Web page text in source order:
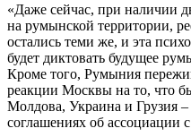
«Даже сейчас, при наличии
на румынской территории,
остались теми же, и эта
будет диктовать будущее
Кроме того, Румыния
реакции Москвы на то, что
Молдова, Украина и Грузия
соглашениях об ассоциации